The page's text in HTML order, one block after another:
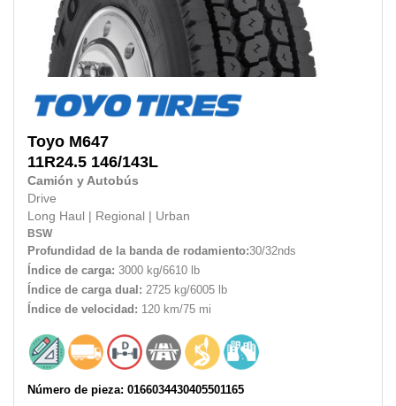
Toyo M647
11R24.5 146/143L
Camión y Autobús
Drive
Long Haul | Regional | Urban
BSW
Profundidad de la banda de rodamiento:30/32nds
Índice de carga: 3000 kg/6610 lb
Índice de carga dual: 2725 kg/6005 lb
Índice de velocidad: 120 km/75 mi
Número de pieza: 0166034430405501165